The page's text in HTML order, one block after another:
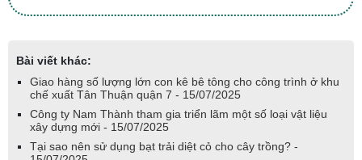
Bài viết khác:
Giao hàng số lượng lớn con kê bê tông cho công trình ở khu
chế xuất Tân Thuận quận 7 - 15/07/2025
Công ty Nam Thành tham gia triển lãm một số loại vật liệu
xây dựng mới - 15/07/2025
Tại sao nên sử dụng bạt trải diệt cỏ cho cây trồng? -